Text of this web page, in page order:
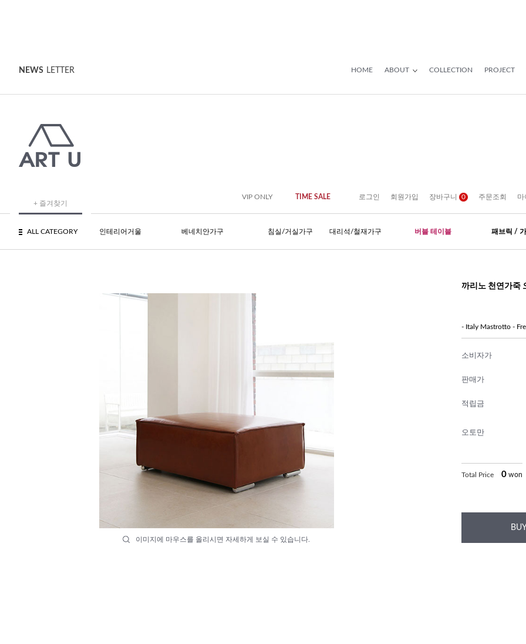
NEWS LETTER HOME ABOUT COLLECTION PROJECT
+ 즐겨찾기
VIP ONLY TIME SALE 로그인 회원가입 장바구니 0 주문조회 마
ALL CATEGORY 인테리어거울 베네치안가구 침실/거실가구 대리석/철재가구 버블 테이블 패브릭 /
이미지에 마우스를 올리시면 자세하게 보실 수 있습니다.
까리노 천연가죽
- Italy Mastrotto -
소비자가
판매가
적립금
오토만
Total Price 0 won